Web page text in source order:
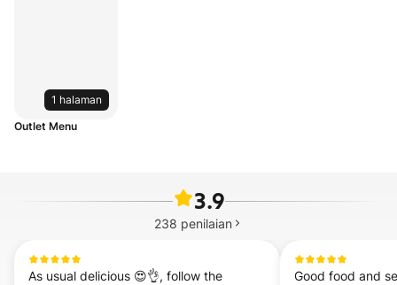
1 halaman
Outlet Menu
3.9
238 penilaian
As usual delicious 😍👌, follow the
Good food and